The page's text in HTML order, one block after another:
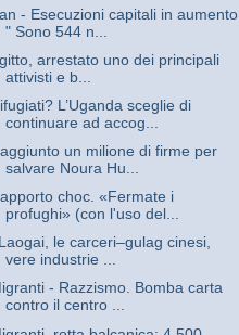
- Esecuzioni capitali in aumento
" Sono 544 n...
arrestato uno dei principali
attivisti e b...
L’Uganda sceglie di
continuare ad accog...
un milione di firme per
salvare Noura Hu...
choc. «Fermate i
profughi» (con l'uso del...
Laogai, le carceri–gulag cinesi,
vere industrie ...
- Razzismo. Bomba carta
contro il centro ...